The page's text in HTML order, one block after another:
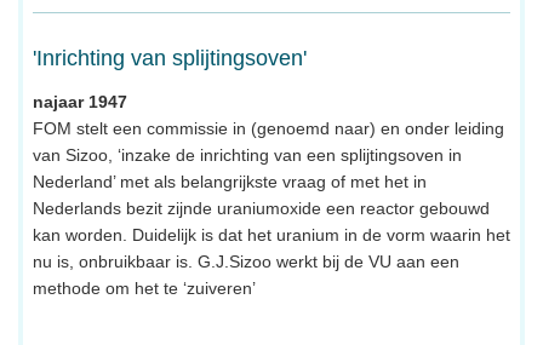
'Inrichting van splijtingsoven'
najaar 1947
FOM stelt een commissie in (genoemd naar) en onder leiding
van Sizoo, ‘inzake de inrichting van een splijtingsoven in
Nederland’ met als belangrijkste vraag of met het in
Nederlands bezit zijnde uraniumoxide een reactor gebouwd
kan worden. Duidelijk is dat het uranium in de vorm waarin het
nu is, onbruikbaar is. G.J.Sizoo werkt bij de VU aan een
methode om het te ‘zuiveren’